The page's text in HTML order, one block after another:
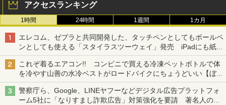
アクセスランキング
1時間 24時間 1週間 1カ月
エレコム、ゼブラと共同開発した、タッチペンとしてもボールペ
ンとしても使える「スタイラスツーウェイ」発売 iPadにも紙に
も、持ち替えずに書き込める
これぞ着るエアコン!! コンビニで買える冷凍ペットボトルで体
を冷やす山善の水冷ベストがロードバイクにちょうどいい【ぼっ
ち・ざ・ろーど！その14】【空いた時間でなにしてる？】
警察庁ら、Google、LINEヤフーなどデジタル広告プラットフォ
ーム5社に「なりすまし詐欺広告」対策強化を要請 著名人の写